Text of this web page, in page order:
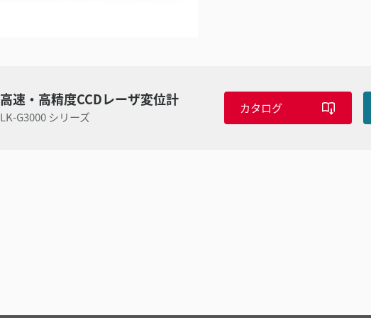
高速・高精度CCDレーザ変位計
LK-G3000 シリーズ
カタログ